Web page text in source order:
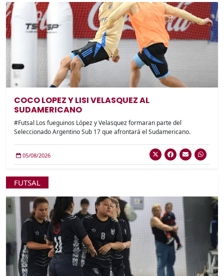
COCO LOPEZ Y LISI VELASQUEZ AL
SUDAMERICANO
#Futsal Los fueguinos López y Velasquez formaran parte del
Seleccionado Argentino Sub 17 que afrontará el Sudamericano.
05/08/2026
FUTSAL